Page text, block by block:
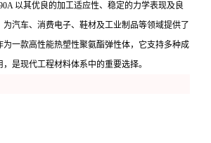
以其优良的加工适应性、稳定的力学表现及良
汽车、消费电子、鞋材及工业制品等领域提供了
为一款高性能热塑性聚氨酯弹性体，它支持多种成
是现代工程材料体系中的重要选择。